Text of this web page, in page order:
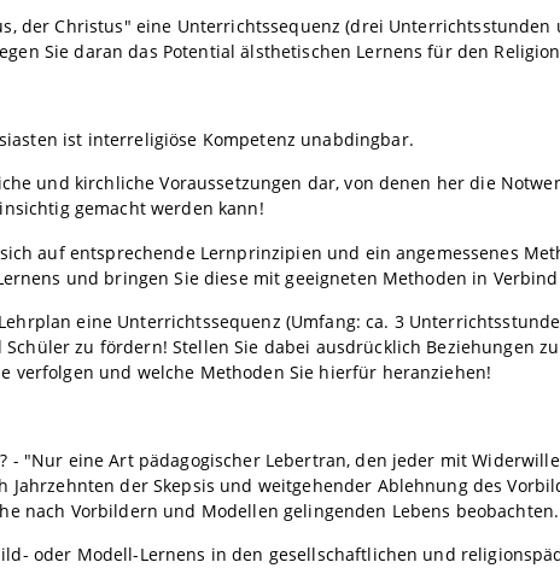
der Christus" eine Unterrichtssequenz (drei
Sie daran das Potential älsthetischen Lernens für den
ist interreligiöse Kompetenz unabdingbar.
und kirchliche Voraussetzungen dar, von denen her die
gemacht werden kann!
auf entsprechende Lernprinzipien und ein angemessenes
und bringen Sie diese mit geeigneten Methoden in
eine Unterrichtssequenz (Umfang: ca. 3
zu fördern! Stellen Sie dabei ausdrücklich Beziehungen
verfolgen und welche Methoden Sie hierfür heranziehen!
- "Nur eine Art pädagogischer Lebertran, den jeder mit
Jahrzehnten der Skepsis und weitgehender Ablehnung des
nach Vorbildern und Modellen gelingenden Lebens beobachten.
oder Modell-Lernens in den gesellschaftlichen und